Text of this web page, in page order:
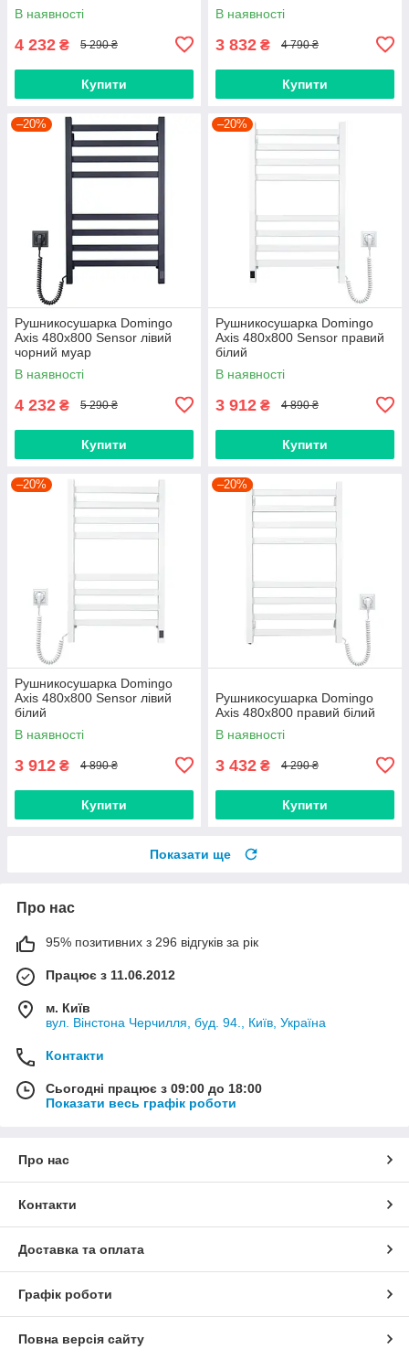
В наявності
4 232 ₴ 5 290 ₴
Купити
В наявності
3 832 ₴ 4 790 ₴
Купити
–20%
Рушникосушарка Domingo
Axis 480x800 Sensor лівий
чорний муар
В наявності
4 232 ₴ 5 290 ₴
Купити
–20%
Рушникосушарка Domingo
Axis 480x800 Sensor правий
білий
В наявності
3 912 ₴ 4 890 ₴
Купити
–20%
Рушникосушарка Domingo
Axis 480x800 Sensor лівий
білий
В наявності
3 912 ₴ 4 890 ₴
Купити
–20%
Рушникосушарка Domingo
Axis 480x800 правий білий
В наявності
3 432 ₴ 4 290 ₴
Купити
Показати ще
Про нас
95% позитивних з 296 відгуків за рік
Працює з 11.06.2012
м. Київ
вул. Вінстона Черчилля, буд. 94., Київ, Україна
Контакти
Сьогодні працює з 09:00 до 18:00
Показати весь графік роботи
Про нас
Контакти
Доставка та оплата
Графік роботи
Повна версія сайту